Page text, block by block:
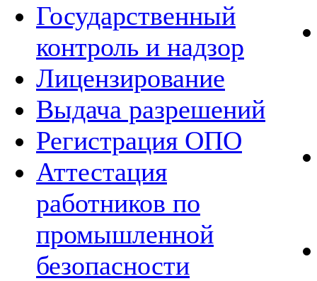
Государственный
контроль и надзор
Лицензирование
Выдача разрешений
Регистрация ОПО
Аттестация
работников по
промышленной
безопасности